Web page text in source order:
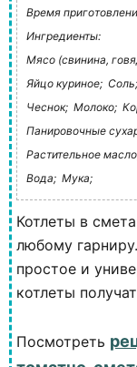
Время
Ингредиенты:
Мясо (свинина,
Яйцо куриное; Соль;
Чеснок; Молоко;
Панировочные
Растительное
Вода; Мука;
Котлеты в
любому
простое и
котлеты
Посмотреть